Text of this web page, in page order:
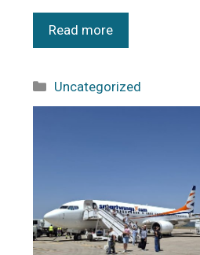
Read more
Uncategorized